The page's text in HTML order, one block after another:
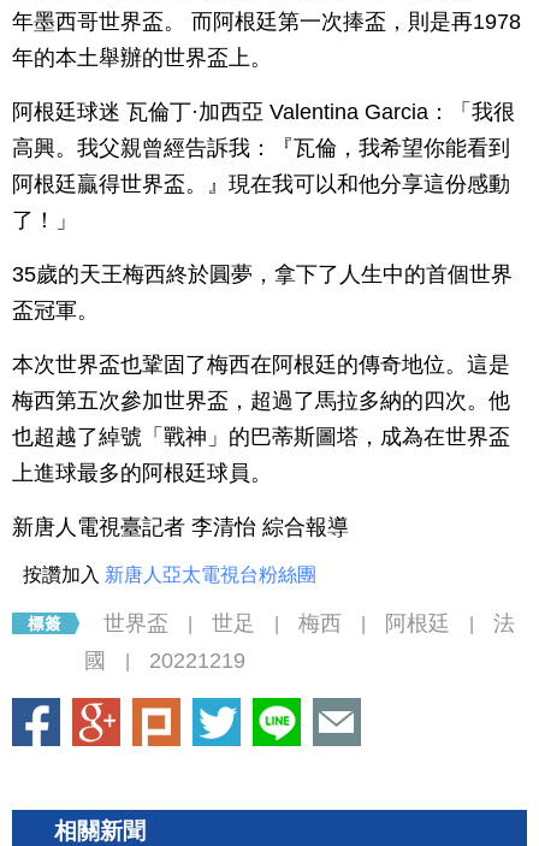
年墨西哥世界盃。 而阿根廷第一次捧盃，則是再1978
年的本土舉辦的世界盃上。
阿根廷球迷 瓦倫丁·加西亞 Valentina Garcia：「我很
高興。我父親曾經告訴我：『瓦倫，我希望你能看到
阿根廷贏得世界盃。』現在我可以和他分享這份感動
了！」
35歲的天王梅西終於圓夢，拿下了人生中的首個世界
盃冠軍。
本次世界盃也鞏固了梅西在阿根廷的傳奇地位。這是
梅西第五次參加世界盃，超過了馬拉多納的四次。他
也超越了綽號「戰神」的巴蒂斯圖塔，成為在世界盃
上進球最多的阿根廷球員。
新唐人電視臺記者 李清怡 綜合報導
按讚加入 新唐人亞太電視台粉絲團
世界盃 世足 梅西 阿根廷
法
國
20221219
相關新聞